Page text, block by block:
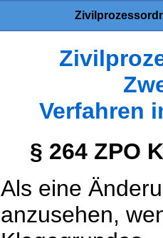
Verfahren
§ 264 ZPO
Als eine
anzusehen,